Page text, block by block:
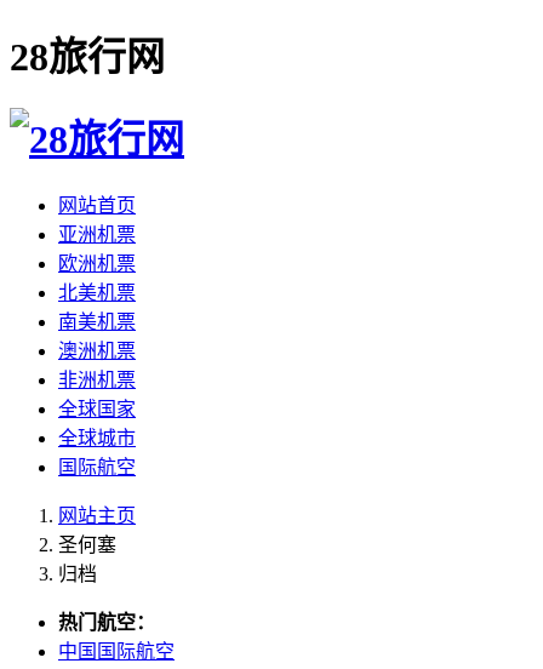
28旅行网
网站首页
亚洲机票
欧洲机票
北美机票
南美机票
澳洲机票
非洲机票
全球国家
全球城市
国际航空
网站主页
圣何塞
归档
热门航空：
中国国际航空